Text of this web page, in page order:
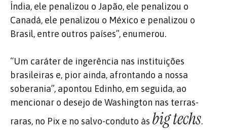
Índia, ele penalizou o Japão, ele penalizou o
Canadá, ele penalizou o México e penalizou o
Brasil, entre outros países”, enumerou.
“Um caráter de ingerência nas instituições
brasileiras e, pior ainda, afrontando a nossa
soberania”, apontou Edinho, em seguida, ao
mencionar o desejo de Washington nas terras-
raras, no Pix e no salvo-conduto às big techs.